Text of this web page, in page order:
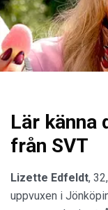
Lär känna
från SVT
Lizette Edfeldt,
uppvuxen i